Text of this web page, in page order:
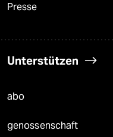
Presse
Unterstützen
abo
genossenschaft